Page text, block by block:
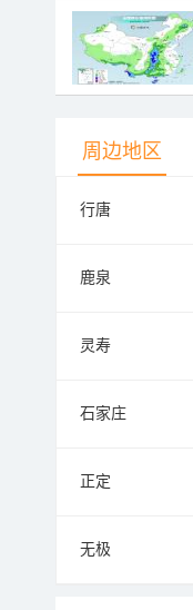
周边地区
行唐
鹿泉
灵寿
石家庄
正定
无极